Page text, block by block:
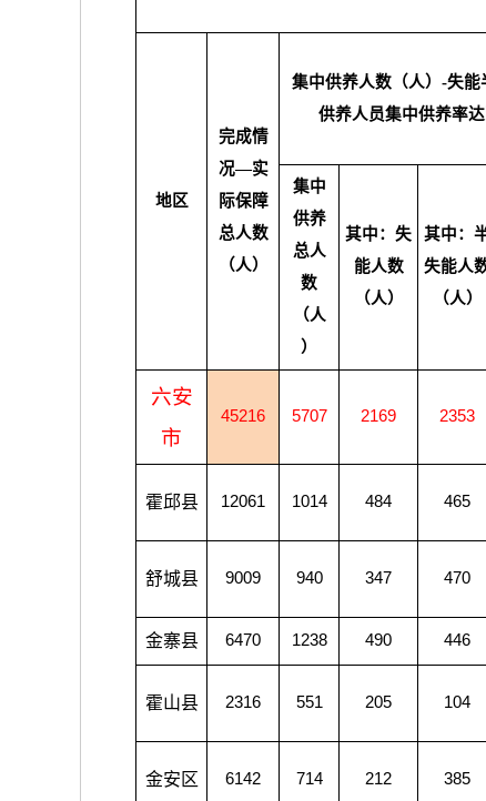
地区
完成情
况—实
际保障
总人数
（人）
集中供养人数（人）-失能
供养人员集中供养率
集中
供养
总人
数
（人
）
其中：失
能人数
（人）
其中：
失能人
（人）
六安
市
45216 5707 2169 2353
霍邱县 12061 1014 484 465
舒城县 9009 940 347 470
金寨县 6470 1238 490 446
霍山县 2316 551 205 104
金安区 6142 714 212 385